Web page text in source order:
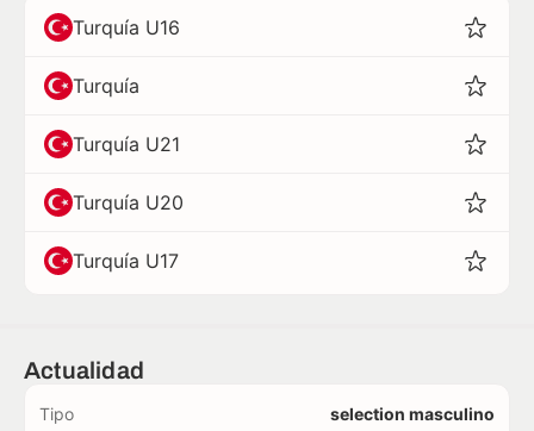
Turquía U16
Turquía
Turquía U21
Turquía U20
Turquía U17
Actualidad
Tipo selection masculino